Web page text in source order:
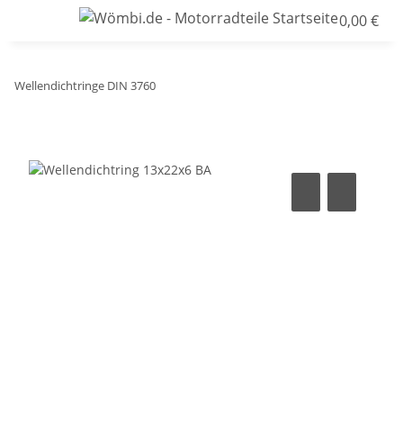
0,00 €
Wellendichtringe DIN 3760